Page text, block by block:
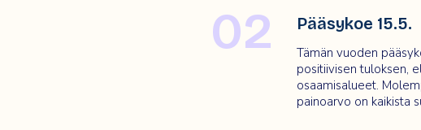
02 Pääsykoe 15.5.
Tämän vuoden
positiivisen tuloksen,
osaamisalueet.
painoarvo on kaikista